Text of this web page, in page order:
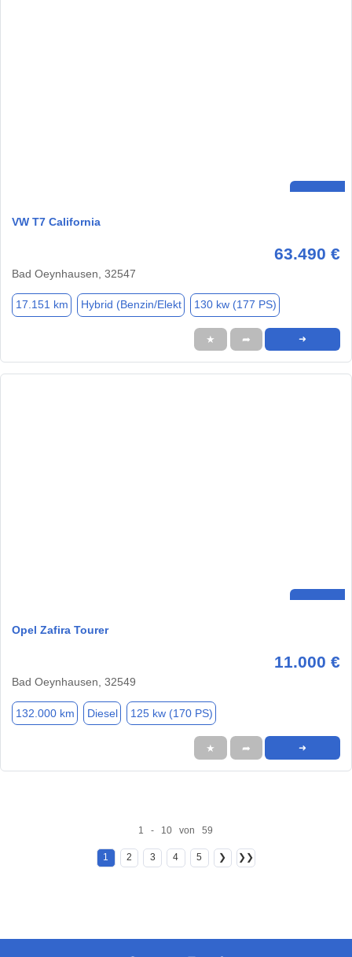
VW T7 California
63.490 €
Bad Oeynhausen, 32547
17.151 km Hybrid (Benzin/Elekt 130 kw (177 PS)
★ ➦ ➜
Opel Zafira Tourer
11.000 €
Bad Oeynhausen, 32549
132.000 km Diesel 125 kw (170 PS)
★ ➦ ➜
1 - 10 von 59
1 2 3 4 5 ❯ ❯❯